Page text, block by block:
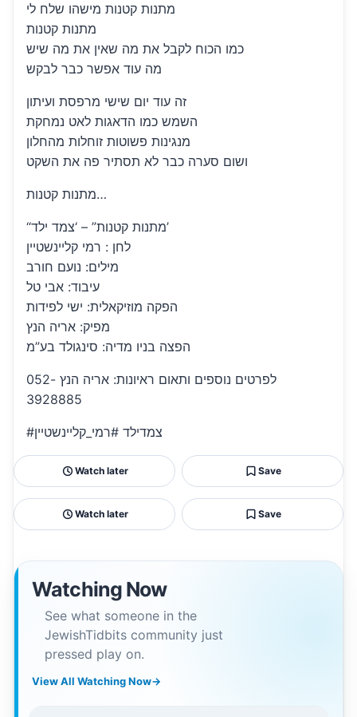
מתנות קטנות מישהו שלח לי
מתנות קטנות
כמו הכוח לקבל את מה שאין את מה שיש
מה עוד אפשר כבר לבקש
זה עוד יום שישי מרפסת ועיתון
השמש כמו הדאגות לאט נמחקת
מנגינות פשוטות זוחלות מהחלון
ושום סערה כבר לא תסתיר פה את השקט
מתנות קטנות…
“מתנות קטנות” – ‘צמד ילד’
לחן : רמי קליינשטיין
מילים: נועם חורב
עיבוד: אבי טל
הפקה מוזיקאלית: ישי לפידות
מפיק: אריה הנץ
הפצה בניו מדיה: סינגולד בע”מ
לפרטים נוספים ותאום ראיונות: אריה הנץ 052-
3928885
#צמדילד #רמי_קליינשטיין
Watch later Save
Watch later Save
Watching Now
See what someone in the
JewishTidbits community just
pressed play on.
View All Watching Now→